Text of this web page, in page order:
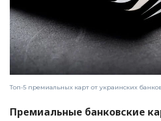
Топ-5 премиальных карт от украинских
Премиальные банковские